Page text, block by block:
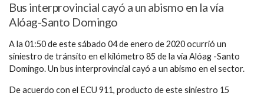
Bus interprovincial cayó a un abismo en la vía
Alóag-Santo Domingo
A la 01:50 de este sábado 04 de enero de 2020 ocurrió un
siniestro de tránsito en el kilómetro 85 de la vía Alóag -Santo
Domingo. Un bus interprovincial cayó a un abismo en el sector.
De acuerdo con el ECU 911, producto de este siniestro 15